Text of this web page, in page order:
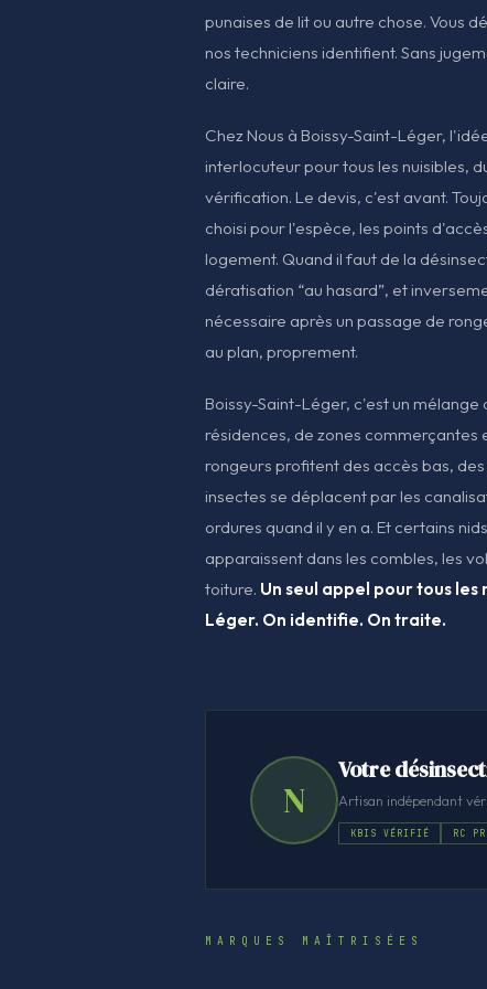
punaises de lit ou autre chose. Vous
nos techniciens identifient. Sans
claire.
Chez Nous à Boissy-Saint-Léger,
interlocuteur pour tous les nuisibles,
vérification. Le devis, c'est avant.
choisi pour l'espèce, les points
logement. Quand il faut de la
dératisation “au hasard”, et
nécessaire après un passage de
au plan, proprement.
Boissy-Saint-Léger, c'est un mélange
résidences, de zones commerçantes
rongeurs profitent des accès bas,
insectes se déplacent par les
ordures quand il y en a. Et certains
apparaissent dans les combles, les
toiture. Un seul appel pour tous les
Léger. On identifie. On traite.
N
Votre
Artisan indépendant
KBIS VÉRIFIÉ RC
MARQUES MAÎTRISÉES